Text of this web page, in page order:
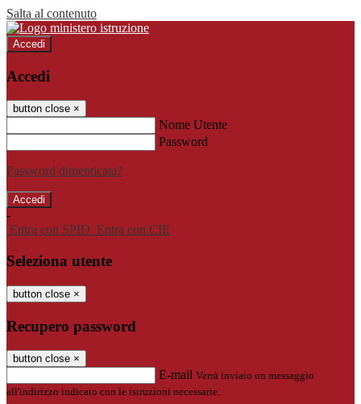
Salta al contenuto
Accedi
Accedi
button close ×
Nome Utente
Password
Password dimenticata?
-
Entra con SPID Entra con CIE
Seleziona utente
button close ×
Recupero password
button close ×
E-mail Verrà inviato un messaggio
all'indirizzo indicato con le istruzioni necessarie.